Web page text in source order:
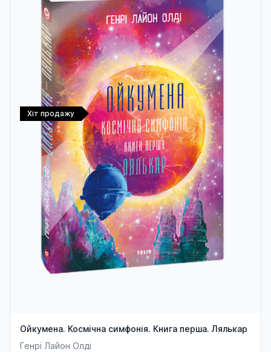
Хіт продажу
Ойкумена. Космічна симфонія. Книга перша. Лялькар
Генрі Лайон Олді